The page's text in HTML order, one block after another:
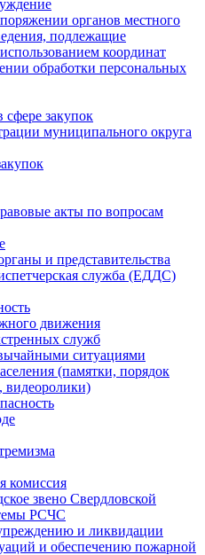
органов местного
подлежащие
координат
обработки персональных
сфере закупок
муниципального округа
акты по вопросам
и представительства
служба (ЕДДС)
движения
служб
ситуациями
(памятки, порядок
видеоролики)
комиссия
звено Свердловской
РСЧС
и ликвидации
и обеспечению пожарной